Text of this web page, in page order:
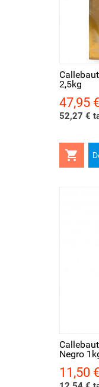
2,5kg
Precio
47,95
52,27 €

Negro
Precio
11,50